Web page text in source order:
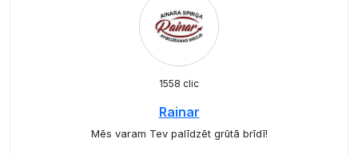
1558 clic
Rainar
Mēs varam Tev palīdzēt grūtā brīdī!